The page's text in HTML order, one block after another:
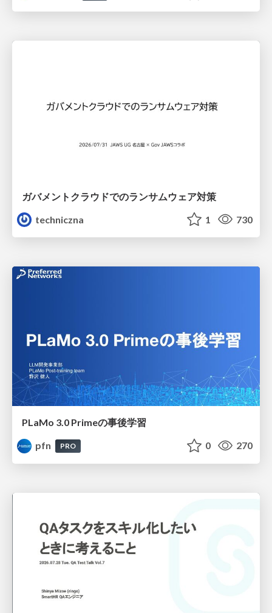
ガバメントクラウドでのランサムウェア対策
techniczna
1 730
PLaMo 3.0 Primeの事後学習
pfn
PRO 0 270